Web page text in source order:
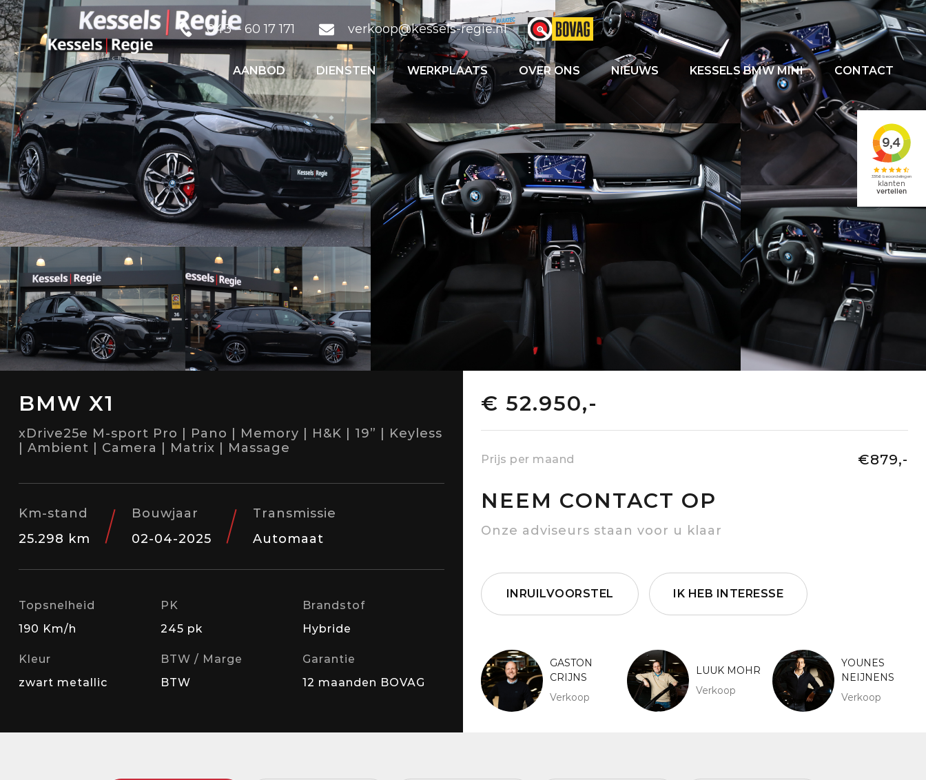
043 – 60 17 171 verkoop@kessels-regie.nl
AANBOD DIENSTEN WERKPLAATS OVER ONS NIEUWS KESSELS BMW MINI CONTACT
BMW X1
xDrive25e M-sport Pro | Pano | Memory | H&K | 19” | Keyless
| Ambient | Camera | Matrix | Massage
Km-stand
25.298 km
Bouwjaar
02-04-2025
Transmissie
Automaat
Topsnelheid
190 Km/h
PK
245 pk
Brandstof
Hybride
Kleur
zwart metallic
BTW / Marge
BTW
Garantie
12 maanden BOVAG
€ 52.950,-
Prijs per maand €879,-
NEEM CONTACT OP
Onze adviseurs staan voor u klaar
INRUILVOORSTEL IK HEB INTERESSE
GASTON
CRIJNS
Verkoop
LUUK MOHR
Verkoop
YOUNES
NEIJNENS
Verkoop